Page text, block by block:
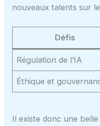
nouveaux talents sur
Défis
Régulation de l’IA
Éthique et
Il existe donc une